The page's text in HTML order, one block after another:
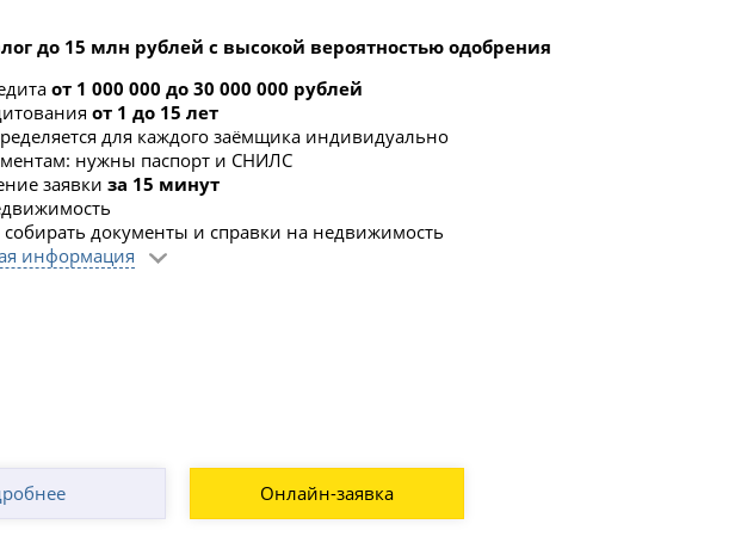
до 15 млн рублей с высокой вероятностью одобрения
от 1 000 000 до 30 000 000 рублей
от 1 до 15 лет
для каждого заёмщика индивидуально
нужны паспорт и СНИЛС
заявки за 15 минут
документы и справки на недвижимость
информация
Онлайн-заявка